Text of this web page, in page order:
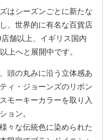
はシーズンごとに新たな
、世界的に有名な百貨店
舗以上、イギリス国内
上へと展開中です。
頭の丸みに沿う立体感あ
ィ・ジョーンズのリボン
モーキーカラーを取り入
ョン。
々な伝統色に染められた